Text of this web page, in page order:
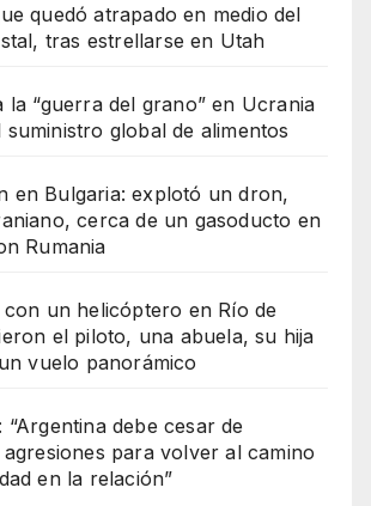
quedó atrapado en medio del
tras estrellarse en Utah
la “guerra del grano” en Ucrania
suministro global de alimentos
en Bulgaria: explotó un dron,
cerca de un gasoducto en
Rumania
con un helicóptero en Río de
el piloto, una abuela, su hija
vuelo panorámico
“Argentina debe cesar de
agresiones para volver al camino
en la relación”